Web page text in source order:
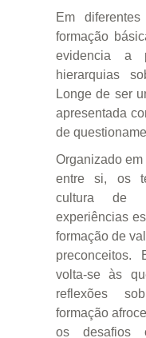
Em
formação
evidencia a
hierarquias
Longe de ser
apresentada
de
Organizado
entre si, os
cultura de
experiências
formação de
preconceitos.
volta-se às
reflexões
formação
os desafios